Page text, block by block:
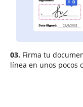
03. Firma tu
línea en unos pocos